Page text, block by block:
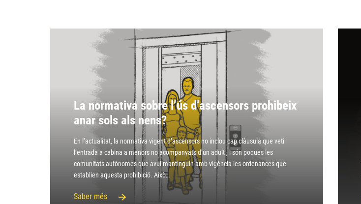
La normativa sobre l’ús d’ascensors prohibeix
anar sols als nens?
En l’actualitat, la normativa vigent d’ascensors no inclou cap clàusula que veti
l’entrada a cabina a menors no acompanyats d’un adult , i són poques les
comunitats autònomes que avui mantinguin amb vigència les ordenances que
establien aquesta prohibició. Això…
Saber més